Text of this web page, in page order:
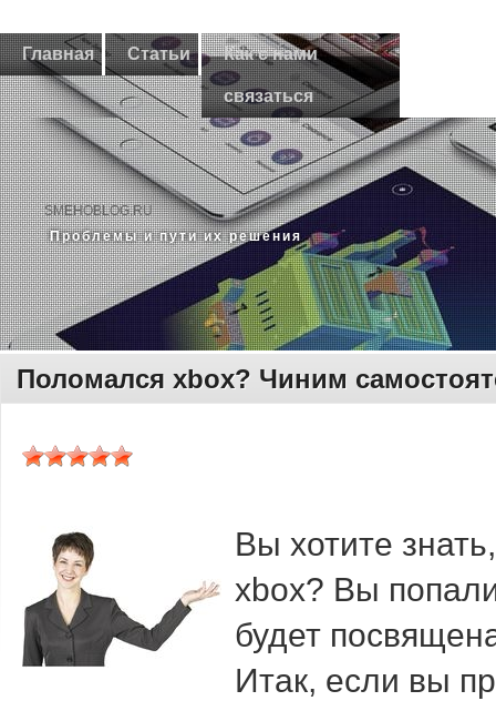
Главная Статьи Как с нами
связаться
SMEHOBLOG.RU
Прοблемы и пути их решения
Поломался xbox? Чиним
Вы хотите
xbox? Вы
будет
Итак, если вы